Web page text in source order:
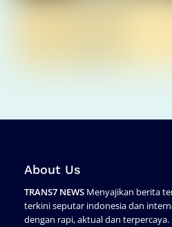
About Us
TRANS7 NEWSMenyajikan berita
terkini seputar indonesia dan
dengan rapi, aktual dan terpercaya.